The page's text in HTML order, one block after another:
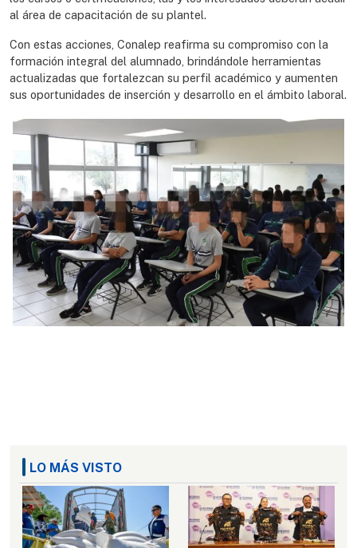
al área de capacitación de su plantel.
Con estas acciones, Conalep reafirma su compromiso con la
formación integral del alumnado, brindándole herramientas
actualizadas que fortalezcan su perfil académico y aumenten
sus oportunidades de inserción y desarrollo en el ámbito laboral.
LO MÁS VISTO